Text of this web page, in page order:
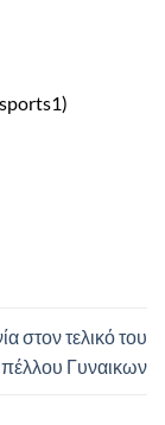
στον τελικό του
Γυναικων